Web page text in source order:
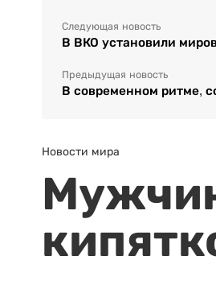
Следующая новость
В ВКО установили
Предыдущая новость
В современном ритме,
Новости мира